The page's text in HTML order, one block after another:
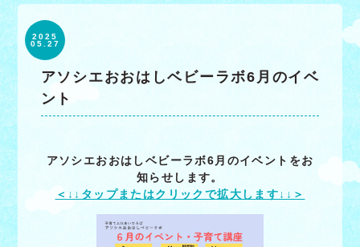
2025
05.27
アソシエおおはしベビーラボ6月のイベ
ント
アソシエおおはしベビーラボ6月のイベントをお
知らせします。
＜↓↓タップまたはクリックで拡大します↓↓＞